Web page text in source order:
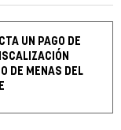
UN PAGO DE
DE MENAS DEL